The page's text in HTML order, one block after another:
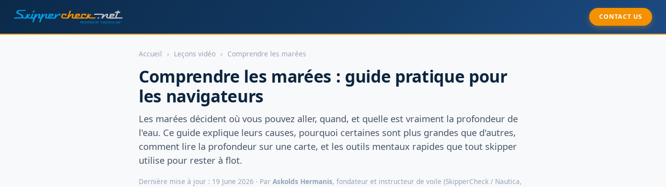
CONTACT US
Accueil › Leçons vidéo › Comprendre les marées
Comprendre les marées : guide pratique pour
les navigateurs
Les marées décident où vous pouvez aller, quand, et quelle est vraiment la profondeur de
l'eau. Ce guide explique leurs causes, pourquoi certaines sont plus grandes que d'autres,
comment lire la profondeur sur une carte, et les outils mentaux rapides que tout skipper
utilise pour rester à flot.
Dernière mise à jour : 19 June 2026 · Par Askolds Hermanis, fondateur et instructeur de voile (SkipperCheck / Nautica,